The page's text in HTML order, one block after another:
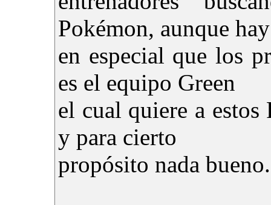
Pokémon, aunque
en especial que los
es el equipo Green
el cual quiere a
y para cierto
propósito nada bueno.